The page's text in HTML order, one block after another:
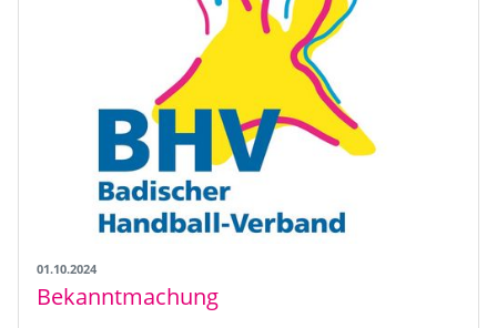
01.10.2024
Bekanntmachung